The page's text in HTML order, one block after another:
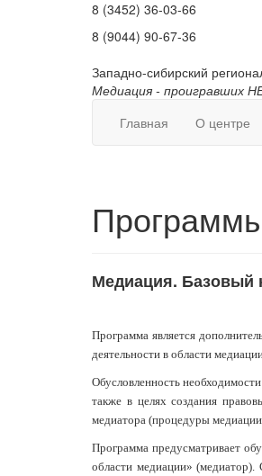
8 (3452) 36-03-66
8 (9044) 90-67-36
Западно-сибирский
Медиация - проигравших
Главная
О центре
Медиация. Базовый
Программа является
деятельности в области
Обусловленность
также в целях создания
медиатора (процедуры
Программа предусматривает
области медиации» (медиатор).